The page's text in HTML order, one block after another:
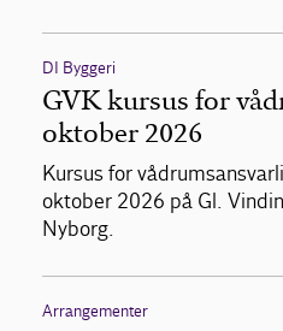
DI Byggeri
GVK kursus for
oktober 2026
Kursus for
oktober 2026 på Gl.
Nyborg.
Arrangementer